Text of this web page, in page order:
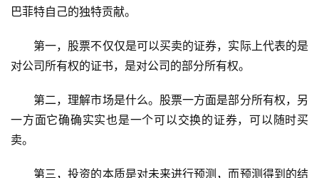
巴菲特自己的独特贡献。
第一，股票不仅仅是可以买卖的证券，实际上代表的是
对公司所有权的证书，是对公司的部分所有权。
第二，理解市场是什么。股票一方面是部分所有权，另
一方面它确确实实也是一个可以交换的证券，可以随时买
卖。
第三，投资的本质是对未来进行预测，而预测得到的结